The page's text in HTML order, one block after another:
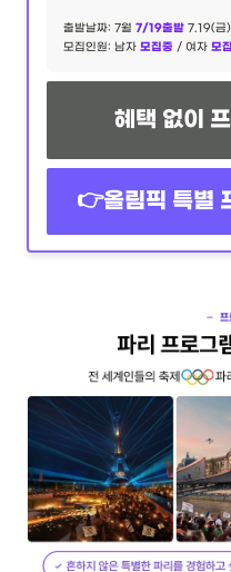
출발날짜: 7월 7/19출발7.19(금
모집인원: 남자 모집중 / 여자 모
혜택 없이
👉올림픽 특별